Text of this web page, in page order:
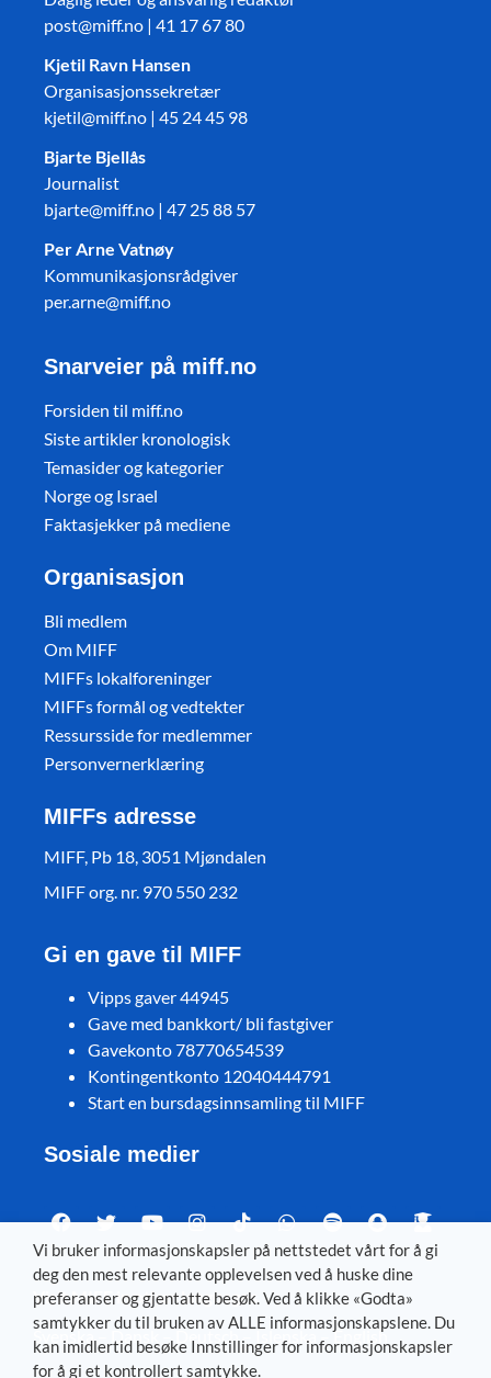
post@miff.no | 41 17 67 80
Kjetil Ravn Hansen
Organisasjonssekretær
kjetil@miff.no | 45 24 45 98
Bjarte Bjellås
Journalist
bjarte@miff.no | 47 25 88 57
Per Arne Vatnøy
Kommunikasjonsrådgiver
per.arne@miff.no
Snarveier på miff.no
Forsiden til miff.no
Siste artikler kronologisk
Temasider og kategorier
Norge og Israel
Faktasjekker på mediene
Organisasjon
Bli medlem
Om MIFF
MIFFs lokalforeninger
MIFFs formål og vedtekter
Ressursside for medlemmer
Personvernerklæring
MIFFs adresse
MIFF, Pb 18, 3051 Mjøndalen
MIFF org. nr. 970 550 232
Gi en gave til MIFF
Vipps gaver 44945
Gave med bankkort/ bli fastgiver
Gavekonto 78770654539
Kontingentkonto 12040444791
Start en bursdagsinnsamling til MIFF
Sosiale medier
Visit MIFF in other languages
Svenska– Dansk–Deutsch–Íslenska–English
Vi bruker informasjonskapsler på nettstedet vårt for å gi
deg den mest relevante opplevelsen ved å huske dine
preferanser og gjentatte besøk. Ved å klikke «Godta»
samtykker du til bruken av ALLE informasjonskapslene. Du
kan imidlertid besøke Innstillinger for informasjonskapsler
for å gi et kontrollert samtykke.